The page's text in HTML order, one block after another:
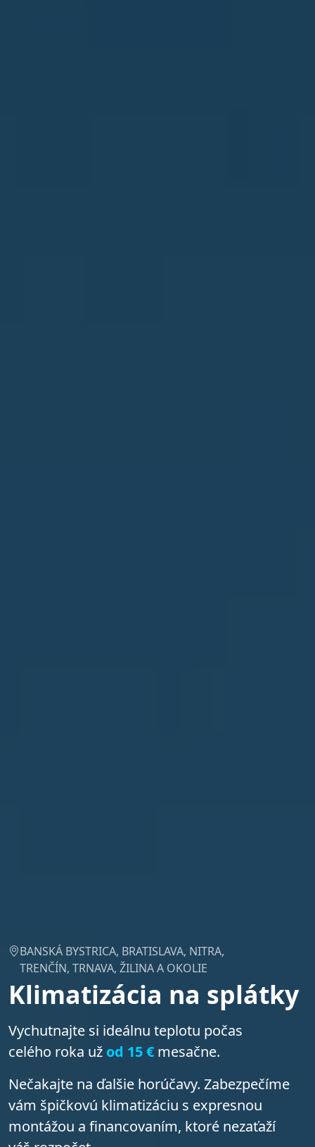
BANSKÁ BYSTRICA, BRATISLAVA, NITRA,
TRENČÍN, TRNAVA, ŽILINA A OKOLIE
Klimatizácia na splátky
Vychutnajte si ideálnu teplotu počas
celého roka už od 15 € mesačne.
Nečakajte na ďalšie horúčavy. Zabezpečíme
vám špičkovú klimatizáciu s expresnou
montážou a financovaním, ktoré nezaťaží